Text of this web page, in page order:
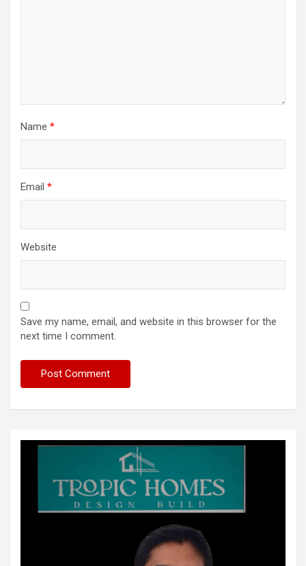
Name *
Email *
Website
Save my name, email, and website in this browser for the
next time I comment.